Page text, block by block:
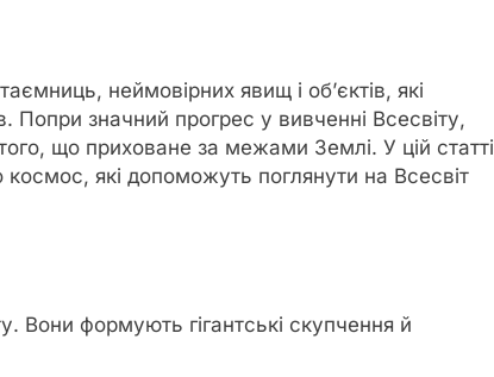
неймовірних явищ і об’єктів, які
Попри значний прогрес у вивченні Всесвіту,
що приховане за межами Землі. У цій статті
космос, які допоможуть поглянути на Всесвіт
Вони формують гігантські скупчення й